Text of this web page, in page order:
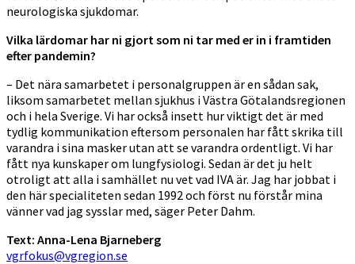
neurologiska sjukdomar.
Vilka lärdomar har ni gjort som ni tar med er in i framtiden
efter pandemin?
– Det nära samarbetet i personalgruppen är en sådan sak,
liksom samarbetet mellan sjukhus i Västra Götalandsregionen
och i hela Sverige. Vi har också insett hur viktigt det är med
tydlig kommunikation eftersom personalen har fått skrika till
varandra i sina masker utan att se varandra ordentligt. Vi har
fått nya kunskaper om lungfysiologi. Sedan är det ju helt
otroligt att alla i samhället nu vet vad IVA är. Jag har jobbat i
den här specialiteten sedan 1992 och först nu förstår mina
vänner vad jag sysslar med, säger Peter Dahm.
Text: Anna-Lena Bjarneberg
vgrfokus@vgregion.se